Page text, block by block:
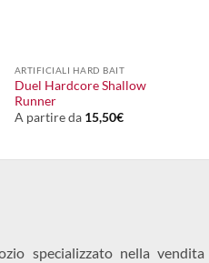
ARTIFICIALI HARD BAIT
Duel Hardcore Shallow
Runner
A partire da 15,50€
specializzato nella vendita